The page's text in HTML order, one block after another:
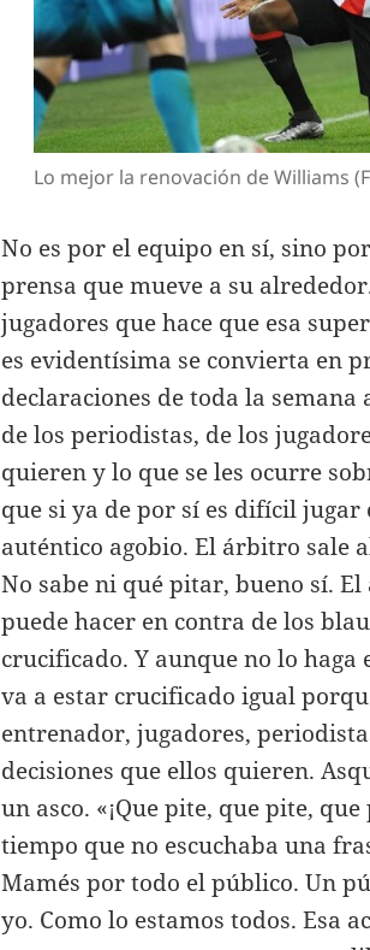
Lo mejor la renovación de Williams
No es por el equipo en sí, sino
prensa que mueve a su
jugadores que hace que esa
es evidentísima se convierta en
declaraciones de toda la
de los periodistas, de los
quieren y lo que se les ocurre
que si ya de por sí es difícil
auténtico agobio. El árbitro sale
No sabe ni qué pitar, bueno sí.
puede hacer en contra de los
crucificado. Y aunque no lo haga
va a estar crucificado igual
entrenador, jugadores,
decisiones que ellos quieren.
un asco. «¡Que pite, que pite,
tiempo que no escuchaba una
Mamés por todo el público. Un
yo. Como lo estamos todos. Esa